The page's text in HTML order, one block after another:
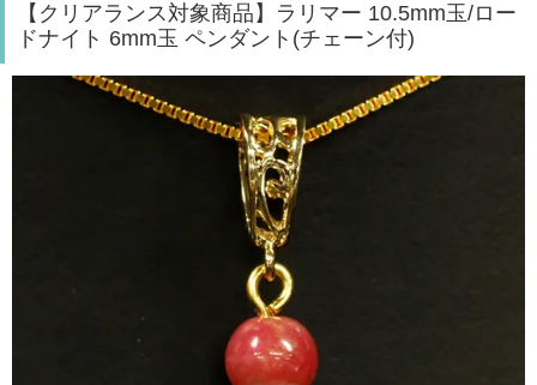
【クリアランス対象商品】ラリマー 10.5mm玉/ロー
ドナイト 6mm玉 ペンダント(チェーン付)